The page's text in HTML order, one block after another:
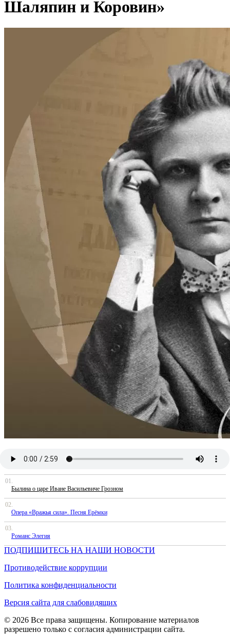
Шаляпин и Коровин»
Былина о царе Иване Васильевиче Грозном
Опера «Вражья сила». Песня Ерёмки
Романс Элегия
ПОДПИШИТЕСЬ НА НАШИ НОВОСТИ
Противодействие коррупции
Политика конфиденциальности
Версия сайта для слабовидящих
© 2026 Все права защищены. Копирование материалов
разрешено только с согласия администрации сайта.